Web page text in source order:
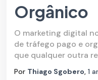
Orgânico
O marketing digital
de tráfego pago e
que qualquer outra
Por Thiago Sgobero,1